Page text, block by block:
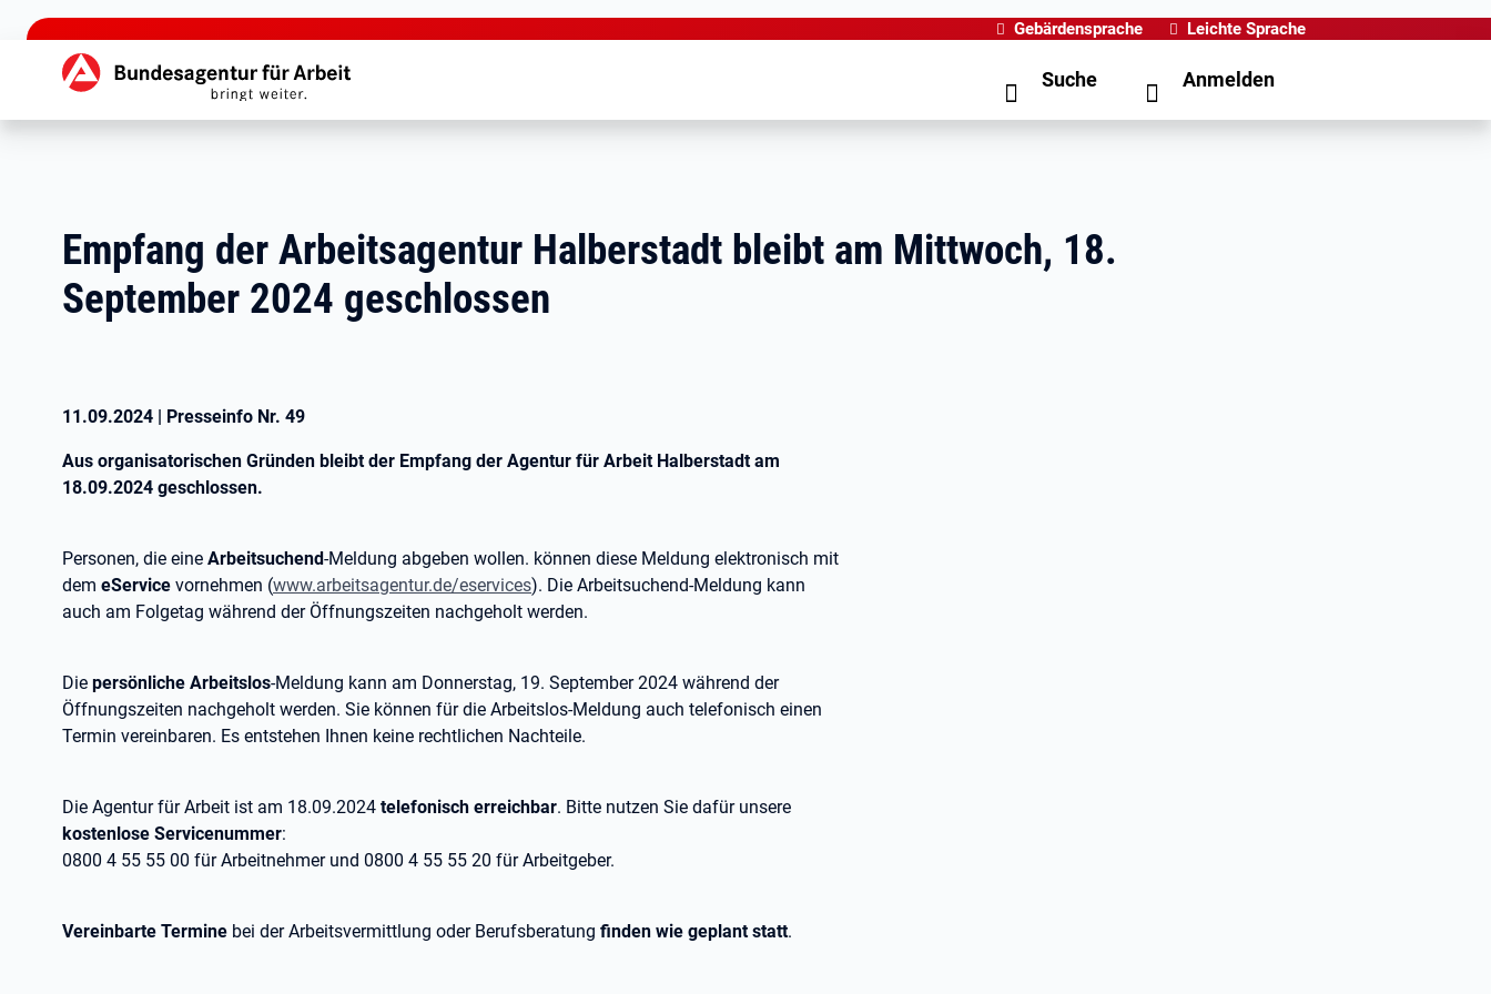
zu den Hauptinhalten springen
Gebärdensprache Leichte Sprache
Hauptnavigation Suche Anmelden
Empfang der Arbeitsagentur Halberstadt bleibt am Mittwoch, 18.
September 2024 geschlossen
11.09.2024 | Presseinfo Nr. 49
Aus organisatorischen Gründen bleibt der Empfang der Agentur für Arbeit Halberstadt am
18.09.2024 geschlossen.
Personen, die eine Arbeitsuchend-Meldung abgeben wollen. können diese Meldung elektronisch mit
dem eService vornehmen (www.arbeitsagentur.de/eservices). Die Arbeitsuchend-Meldung kann
auch am Folgetag während der Öffnungszeiten nachgeholt werden.
Die persönliche Arbeitslos-Meldung kann am Donnerstag, 19. September 2024 während der
Öffnungszeiten nachgeholt werden. Sie können für die Arbeitslos-Meldung auch telefonisch einen
Termin vereinbaren. Es entstehen Ihnen keine rechtlichen Nachteile.
Die Agentur für Arbeit ist am 18.09.2024 telefonisch erreichbar. Bitte nutzen Sie dafür unsere
kostenlose Servicenummer:
0800 4 55 55 00 für Arbeitnehmer und 0800 4 55 55 20 für Arbeitgeber.
Vereinbarte Termine bei der Arbeitsvermittlung oder Berufsberatung finden wie geplant statt.